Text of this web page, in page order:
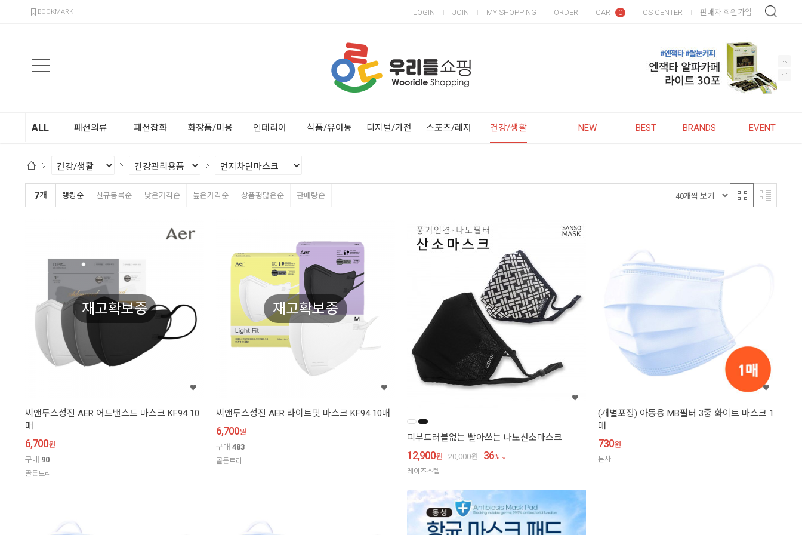
BOOKMARK LOGIN JOIN MY SHOPPING ORDER CART 0 CS CENTER 판매자 회원가입
ALL 패션의류 패션잡화 화장품/미용 인테리어 식품/유아동 디지털/가전 스포츠/레저 건강/생활 NEW BEST BRANDS EVENT
7개 랭킹순 신규등록순 낮은가격순 높은가격순 상품평많은순 판매량순
재고확보중
씨앤투스성진 AER 어드밴스드 마스크 KF94 10
매
6,700원
구매 90
골든트리
재고확보중
씨앤투스성진 AER 라이트핏 마스크 KF94 10매
6,700원
구매 483
골든트리
피부트러블없는 빨아쓰는 나노산소마스크
12,900원 20,000원 36%
레이즈스텝
(개별포장) 아동용 MB필터 3중 화이트 마스크 1
매
730원
본사